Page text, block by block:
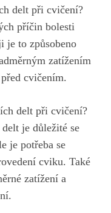
delt při cvičení?
příčin bolesti
je to způsobeno
zatížením
cvičením.
delt při cvičení?
je důležité se
je potřeba se
cviku. Také
zatížení a